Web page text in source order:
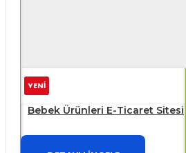
YENİ
Bebek Ürünleri E-Ticaret Sitesi